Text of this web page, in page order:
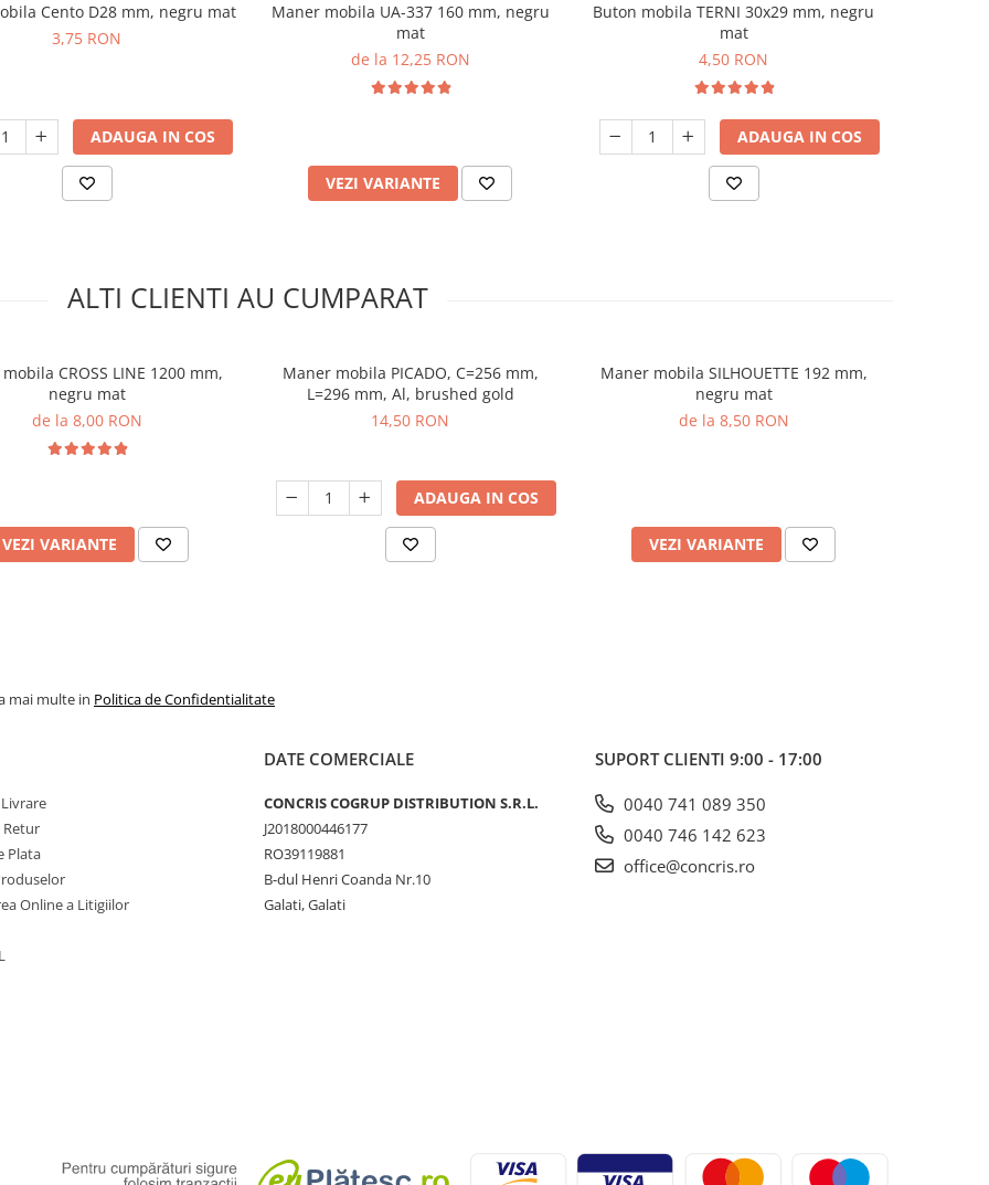
Cento D28 mm, negru mat
3,75 RON
ADAUGA IN COS
Maner mobila UA-337 160 mm, negru
mat
de la 12,25 RON
VEZI VARIANTE
Buton mobila TERNI 30x29 mm, negru
mat
4,50 RON
ADAUGA IN COS
ALTI CLIENTI AU CUMPARAT
CROSS LINE 1200 mm,
negru mat
de la 8,00 RON
VEZI VARIANTE
Maner mobila PICADO, C=256 mm,
L=296 mm, Al, brushed gold
14,50 RON
ADAUGA IN COS
Maner mobila SILHOUETTE 192 mm,
negru mat
de la 8,50 RON
VEZI VARIANTE
mai multe in Politica de Confidentialitate
Retur
Plata
Online a Litigiilor
DATE COMERCIALE
CONCRIS COGRUP DISTRIBUTION S.R.L.
J2018000446177
RO39119881
B-dul Henri Coanda Nr.10
Galati, Galati
SUPORT CLIENTI 9:00 - 17:00
0040 741 089 350
0040 746 142 623
office@concris.ro